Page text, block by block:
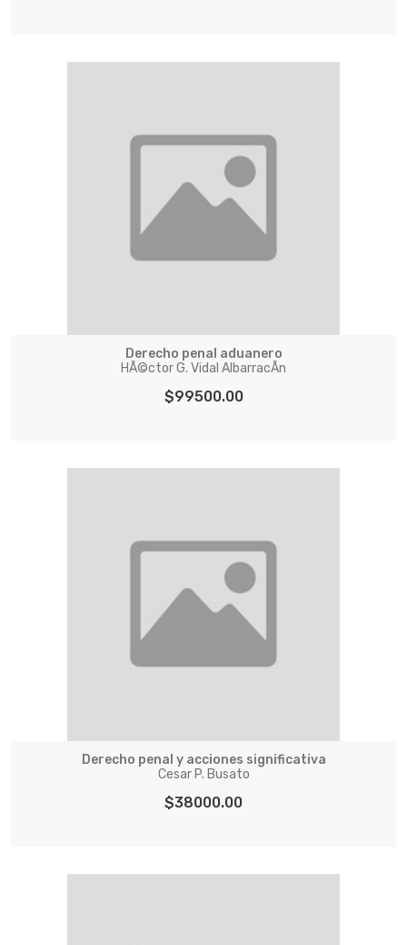
Derecho penal aduanero
HÃ©ctor G. Vidal AlbarracÃ­n
$99500.00
Derecho penal y acciones significativa
Cesar P. Busato
$38000.00